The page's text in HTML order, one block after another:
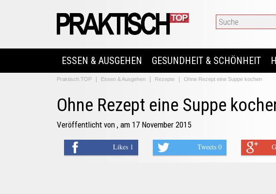
ESSEN & AUSGEHEN GESUNDHEIT & SCHÖNHEIT
Praktisch.TOP Essen & Ausgehen Rezepte Ohne Rezept eine Suppe kochen
Ohne Rezept eine Suppe
Veröffentlicht von , am 17 November 2015
Likes 1 Tweets 0